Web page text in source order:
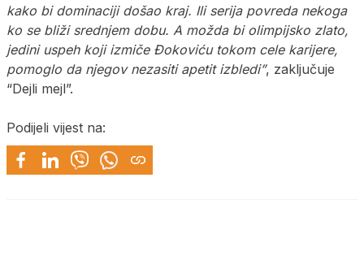
kako bi dominaciji došao kraj. Ili serija povreda nekoga
ko se bliži srednjem dobu. A možda bi olimpijsko zlato,
jedini uspeh koji izmiče Đokoviću tokom cele karijere,
pomoglo da njegov nezasiti apetit izbledi”, zaključuje
“Dejli mejl”.
Podijeli vijest na: